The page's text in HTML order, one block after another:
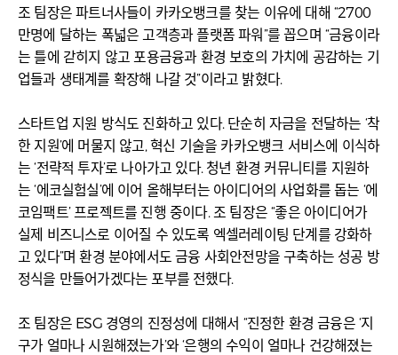
조 팀장은 파트너사들이 카카오뱅크를 찾는 이유에 대해 “2700
만명에 달하는 폭넓은 고객층과 플랫폼 파워”를 꼽으며 “금융이라
는 틀에 갇히지 않고 포용금융과 환경 보호의 가치에 공감하는 기
업들과 생태계를 확장해 나갈 것”이라고 밝혔다.
스타트업 지원 방식도 진화하고 있다. 단순히 자금을 전달하는 ‘착
한 지원’에 머물지 않고, 혁신 기술을 카카오뱅크 서비스에 이식하
는 ‘전략적 투자’로 나아가고 있다. 청년 환경 커뮤니티를 지원하
는 ‘에코실험실’에 이어 올해부터는 아이디어의 사업화를 돕는 ‘에
코임팩트’ 프로젝트를 진행 중이다. 조 팀장은 “좋은 아이디어가
실제 비즈니스로 이어질 수 있도록 엑셀러레이팅 단계를 강화하
고 있다”며 환경 분야에서도 금융 사회안전망을 구축하는 성공 방
정식을 만들어가겠다는 포부를 전했다.
조 팀장은 ESG 경영의 진정성에 대해서 “진정한 환경 금융은 ‘지
구가 얼마나 시원해졌는가’와 ‘은행의 수익이 얼마나 건강해졌는